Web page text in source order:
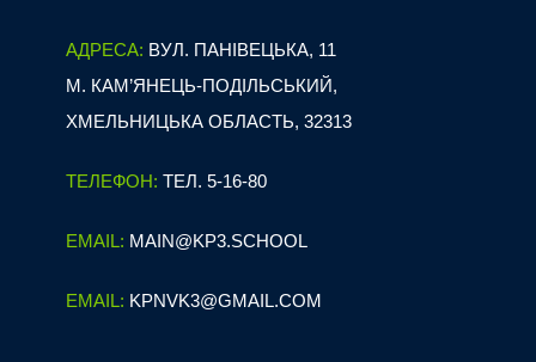
АДРЕСА: ВУЛ. ПАНІВЕЦЬКА, 11
М. КАМ’ЯНЕЦЬ-ПОДІЛЬСЬКИЙ,
ХМЕЛЬНИЦЬКА ОБЛАСТЬ, 32313
ТЕЛЕФОН: ТЕЛ. 5-16-80
EMAIL: MAIN@KP3.SCHOOL
EMAIL: KPNVK3@GMAIL.COM